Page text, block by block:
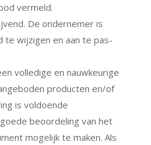
vermeld.
De ondernemer is
te wijzigen en aan te pas-
volledige en nauwkeurige
producten en/of
is voldoende
beoordeling van het
mogelijk te maken. Als